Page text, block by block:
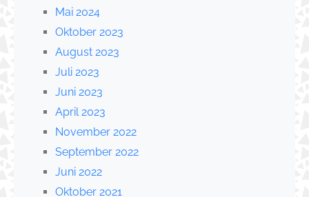
Mai 2024
Oktober 2023
August 2023
Juli 2023
Juni 2023
April 2023
November 2022
September 2022
Juni 2022
Oktober 2021